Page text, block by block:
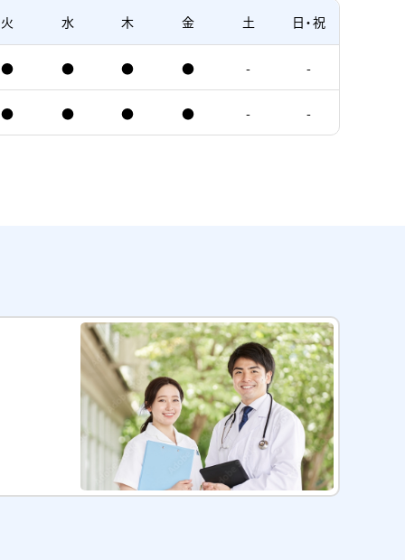
火 水 木 金 土 日・祝
● ● ● ● - -
● ● ● ● - -